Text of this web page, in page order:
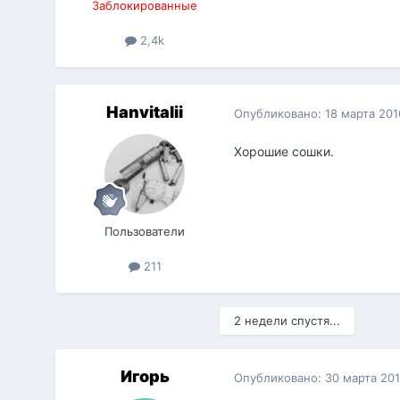
Заблокированные
2,4k
Hanvitalii
Пользователи
211
Опубликовано:18 марта
Хорошие сошки.
2 недели спустя...
Игорь Опубликовано: 30 марта